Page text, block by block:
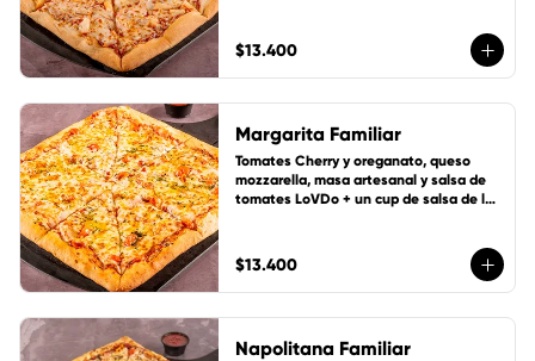
$13.400
Margarita Familiar
Tomates Cherry y oreganato, queso
mozzarella, masa artesanal y salsa de
tomates LoVDo + un cup de salsa de la
$13.400
Napolitana Familiar